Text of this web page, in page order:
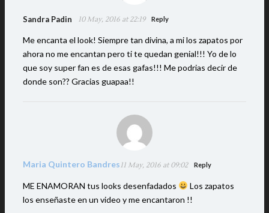
Sandra Padin 10 May, 2016 at 22:19 Reply
Me encanta el look! Siempre tan divina, a mi los zapatos por
ahora no me encantan pero ti te quedan genial!!! Yo de lo
que soy super fan es de esas gafas!!! Me podrias decir de
donde son?? Gracias guapaa!!
Maria Quintero Bandres11 May, 2016 at 09:02 Reply
ME ENAMORAN tus looks desenfadados
Los zapatos
los enseñaste en un video y me encantaron !!